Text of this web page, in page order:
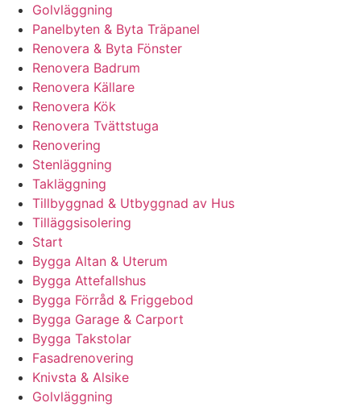
Golvläggning
Panelbyten & Byta Träpanel
Renovera & Byta Fönster
Renovera Badrum
Renovera Källare
Renovera Kök
Renovera Tvättstuga
Renovering
Stenläggning
Takläggning
Tillbyggnad & Utbyggnad av Hus
Tilläggsisolering
Start
Bygga Altan & Uterum
Bygga Attefallshus
Bygga Förråd & Friggebod
Bygga Garage & Carport
Bygga Takstolar
Fasadrenovering
Knivsta & Alsike
Golvläggning